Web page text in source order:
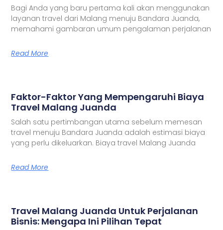
Bagi Anda yang baru pertama kali akan menggunakan
layanan travel dari Malang menuju Bandara Juanda,
memahami gambaran umum pengalaman perjalanan
Read More
Faktor-Faktor Yang Mempengaruhi Biaya
Travel Malang Juanda
Salah satu pertimbangan utama sebelum memesan
travel menuju Bandara Juanda adalah estimasi biaya
yang perlu dikeluarkan. Biaya travel Malang Juanda
Read More
Travel Malang Juanda Untuk Perjalanan
Bisnis: Mengapa Ini Pilihan Tepat